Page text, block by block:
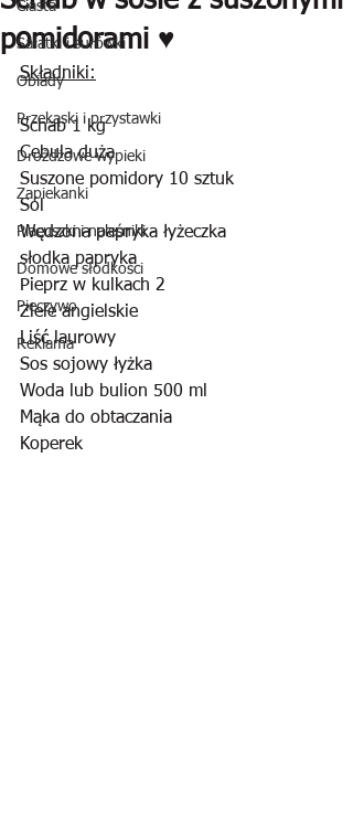
Ciasta
Sałatki i surówki
Obiady
Przekąski i przystawki
Drożdżowe wypieki
Zapiekanki
Placuszki i naleśniki
Domowe słodkości
Pieczywo
Reklama
pomidorami ♥️
Składniki:
Schab 1 kg
Cebula duża
Suszone pomidory 10 sztuk
Sól
Wędzona papryka łyżeczka
słodka papryka
Pieprz w kulkach 2
Ziele angielskie
Liść laurowy
Sos sojowy łyżka
Woda lub bulion 500 ml
Mąka do obtaczania
Koperek